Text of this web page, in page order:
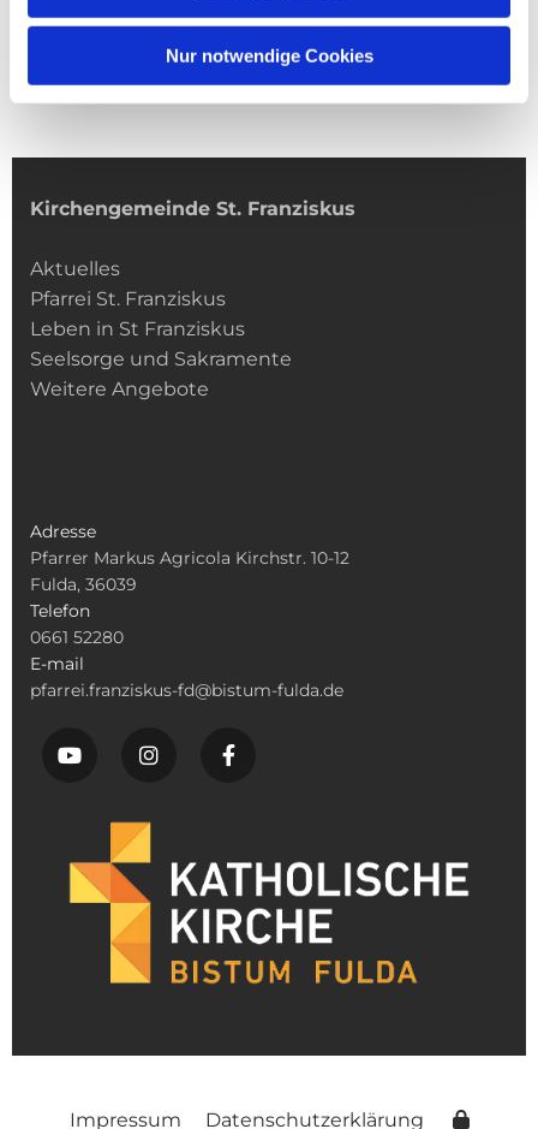
Nur notwendige Cookies
Kirchengemeinde­­ St. Franziskus
Aktuelles
Pfarrei St. Franziskus
Leben in St Franziskus
Seelsorge und Sakramente
Weitere Angebote
Adresse
Pfarrer Markus Agricola Kirchstr. 10-12
Fulda, 36039
Telefon
0661 52280
E-mail
pfarrei.franziskus-fd@bistum-fulda.de
Impressum Datenschutzerklärung